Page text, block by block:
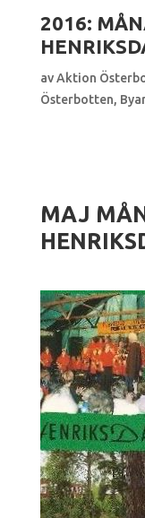
2016:
avAktion
Österbotten, Byar
MAJ